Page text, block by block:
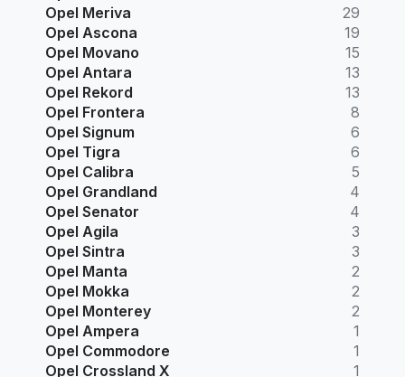
Opel Meriva
29
Opel Ascona
19
Opel Movano
15
Opel Antara
13
Opel Rekord
13
Opel Frontera
8
Opel Signum
6
Opel Tigra
6
Opel Calibra
5
Opel Grandland
4
Opel Senator
4
Opel Agila
3
Opel Sintra
3
Opel Manta
2
Opel Mokka
2
Opel Monterey
2
Opel Ampera
1
Opel Commodore
1
Opel Crossland X
1